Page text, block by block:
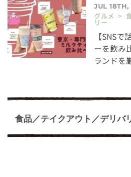
JUL
グルメ >
リー
【SNS
ーを飲み
ランドを
食品／テイクアウト／デリバ